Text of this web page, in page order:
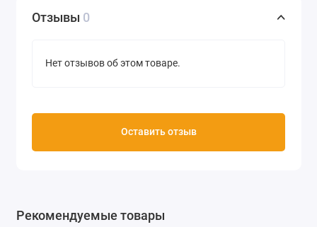
Отзывы 0
Нет отзывов об этом товаре.
Оставить отзыв
Рекомендуемые товары